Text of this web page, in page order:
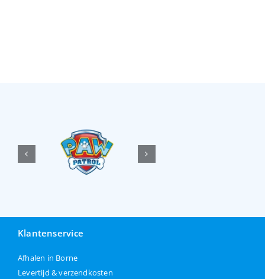
Klantenservice
Afhalen in Borne
Levertijd & verzendkosten